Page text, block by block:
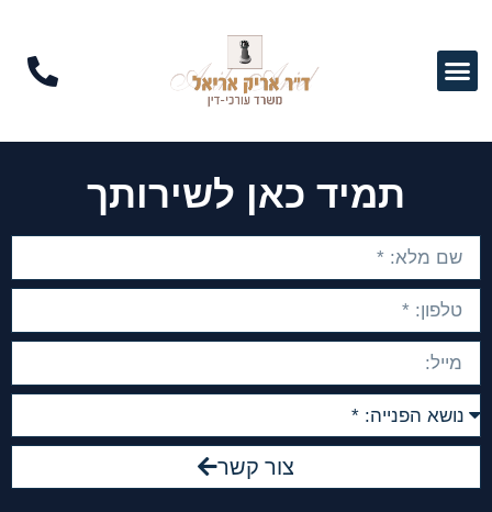
תמיד כאן לשירותך
צור קשר